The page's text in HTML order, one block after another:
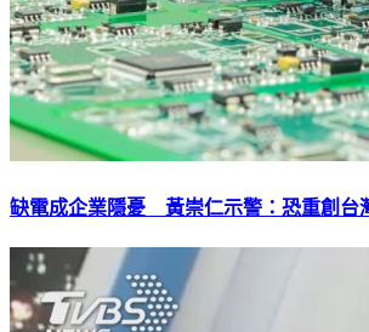
缺電成企業隱憂 黃崇仁示警：恐重創台